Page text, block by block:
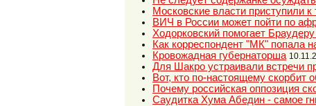
Московские власти приступили к
ВИЧ в России может пойти по
Ходорковский помогает
Как корреспондент "МК" попала
Кровожадная губернаторша
Для Шакро устраивали встречи
Вот, кто по-настоящему скорбит
Почему российская оппозиция
Саудитка Хума Абедин - самое